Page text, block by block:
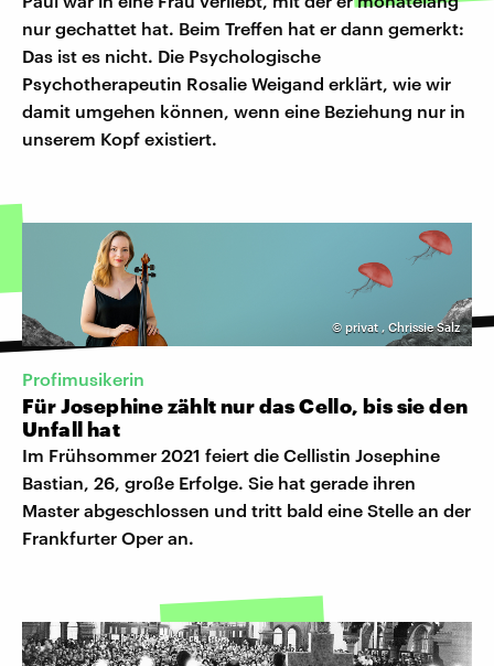
nur gechattet hat. Beim Treffen hat er dann gemerkt:
Das ist es nicht. Die Psychologische
Psychotherapeutin Rosalie Weigand erklärt, wie wir
damit umgehen können, wenn eine Beziehung nur in
unserem Kopf existiert.
© privat , Chrissie Salz
Profimusikerin
Für Josephine zählt nur das Cello, bis sie den
Unfall hat
Im Frühsommer 2021 feiert die Cellistin Josephine
Bastian, 26, große Erfolge. Sie hat gerade ihren
Master abgeschlossen und tritt bald eine Stelle an der
Frankfurter Oper an.